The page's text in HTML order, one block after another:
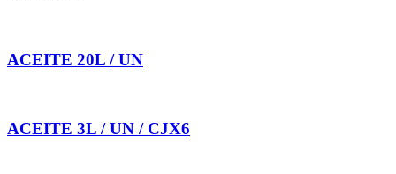
ACEITE 20L / UN
ACEITE 3L / UN / CJX6